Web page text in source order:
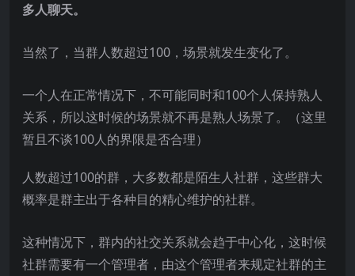
多人聊天。
当然了，当群人数超过100，场景就发生变化了。
一个人在正常情况下，不可能同时和100个人保持熟人
关系，所以这时候的场景就不再是熟人场景了。（这里
暂且不谈100人的界限是否合理）
人数超过100的群，大多数都是陌生人社群，这些群大
概率是群主出于各种目的精心维护的社群。
这种情况下，群内的社交关系就会趋于中心化，这时候
社群需要有一个管理者，由这个管理者来规定社群的主